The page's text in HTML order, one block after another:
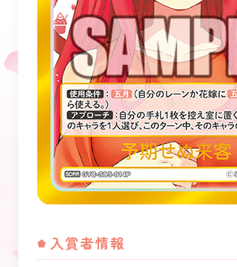
入賞者情報